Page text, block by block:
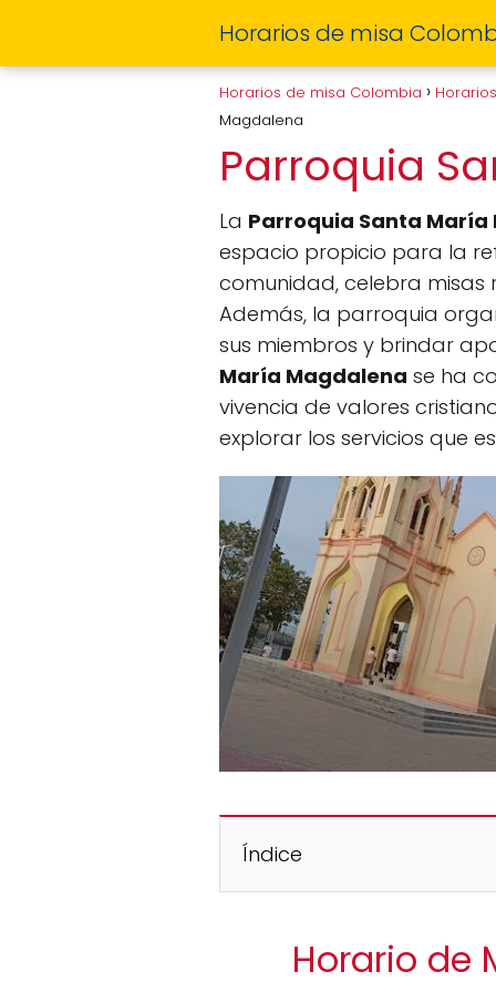
Horarios de misa
Horarios de misa Colombia
Magdalena
Parroquia
La Parroquia Santa María
espacio propicio para la
comunidad, celebra
Además, la parroquia
sus miembros y brindar
María Magdalena se ha
vivencia de valores
explorar los servicios que
Índice
Horario de